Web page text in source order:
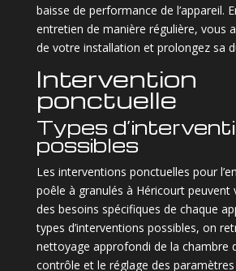
baisse de performance de l’appareil.
entretien de manière régulière, vous
de votre installation et prolongez sa
Intervention
ponctuelle
Types
possibles
Les interventions ponctuelles pour
poêle à granulés à Héricourt peuvent
des besoins spécifiques de chaque
types d’interventions possibles, on
nettoyage approfondi de la chambre
contrôle et le réglage des